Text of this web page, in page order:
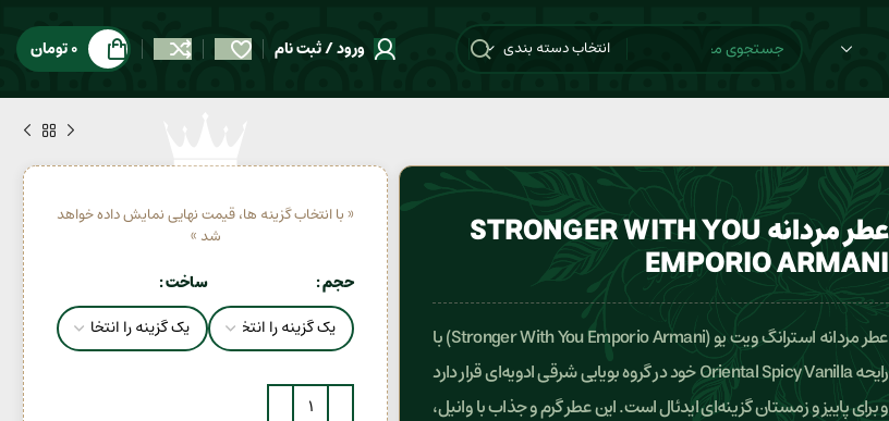
انتخاب دسته بندی ورود / ثبت نام 0تومان
عطر مردانه STRONGER WITH YOU
EMPORIO ARMANI
عطر مردانه استرانگ ویت یو (Stronger With You Emporio Armani) با
رایحه Oriental Spicy Vanilla خود در گروه بویایی شرقی ادویه‌ای قرار دارد
و برای پاییز و زمستان گزینه‌ای ایدئال است. این عطر گرم و جذاب با وانیل،
« با انتخاب گزینه ها، قیمت نهایی نمایش داده خواهد
شد »
حجم ساخت